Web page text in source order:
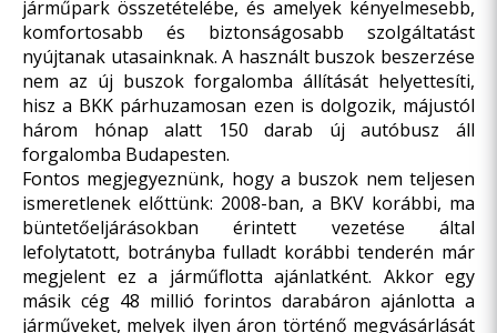
járműpark összetételébe, és amelyek kényelmesebb,
komfortosabb és biztonságosabb szolgáltatást
nyújtanak utasainknak. A használt buszok beszerzése
nem az új buszok forgalomba állítását helyettesíti,
hisz a BKK párhuzamosan ezen is dolgozik, májustól
három hónap alatt 150 darab új autóbusz áll
forgalomba Budapesten.
Fontos megjegyeznünk, hogy a buszok nem teljesen
ismeretlenek előttünk: 2008-ban, a BKV korábbi, ma
büntetőeljárásokban érintett vezetése által
lefolytatott, botrányba fulladt korábbi tenderén már
megjelent ez a járműflotta ajánlatként. Akkor egy
másik cég 48 millió forintos darabáron ajánlotta a
járműveket, melyek ilyen áron történő megvásárlását